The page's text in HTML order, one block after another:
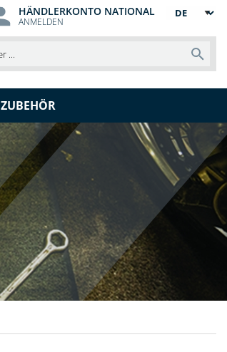
Sprache
HÄNDLERKONTO NATIONAL
ANMELDEN
ZUBEHÖR